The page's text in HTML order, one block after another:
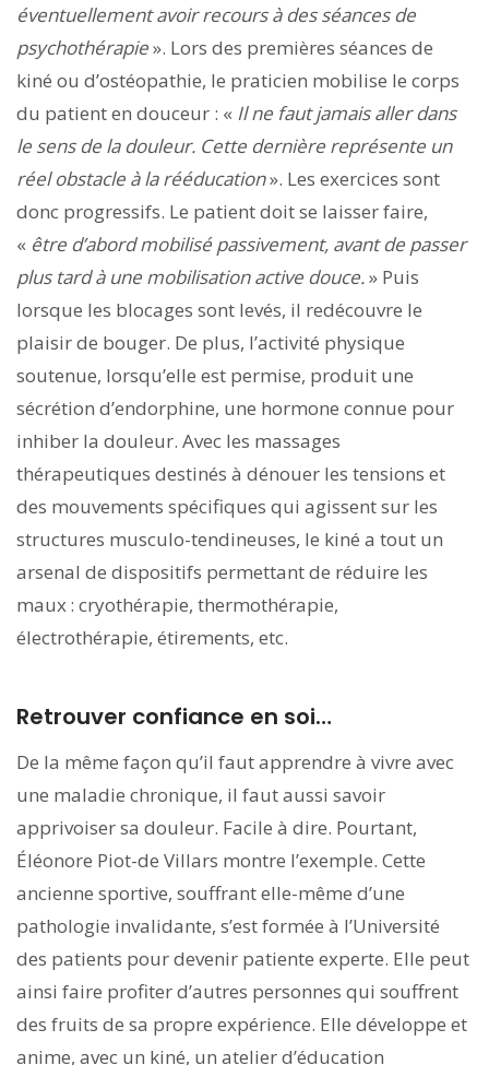
éventuellement avoir recours à des séances de
psychothérapie». Lors des premières séances de
kiné ou d’ostéopathie, le praticien mobilise le corps
du patient en douceur : « Il ne faut jamais aller dans
le sens de la douleur. Cette dernière représente un
réel obstacle à la rééducation». Les exercices sont
donc progressifs. Le patient doit se laisser faire,
« être d’abord mobilisé passivement, avant de passer
plus tard à une mobilisation active douce.» Puis
lorsque les blocages sont levés, il redécouvre le
plaisir de bouger. De plus, l’activité physique
soutenue, lorsqu’elle est permise, produit une
sécrétion d’endorphine, une hormone connue pour
inhiber la douleur. Avec les massages
thérapeutiques destinés à dénouer les tensions et
des mouvements spécifiques qui agissent sur les
structures musculo-tendineuses, le kiné a tout un
arsenal de dispositifs permettant de réduire les
maux : cryothérapie, thermothérapie,
électrothérapie, étirements, etc.
Retrouver confiance en soi…
De la même façon qu’il faut apprendre à vivre avec
une maladie chronique, il faut aussi savoir
apprivoiser sa douleur. Facile à dire. Pourtant,
Éléonore Piot-de Villars montre l’exemple. Cette
ancienne sportive, souffrant elle-même d’une
pathologie invalidante, s’est formée à l’Université
des patients pour devenir patiente experte. Elle peut
ainsi faire profiter d’autres personnes qui souffrent
des fruits de sa propre expérience. Elle développe et
anime, avec un kiné, un atelier d’éducation